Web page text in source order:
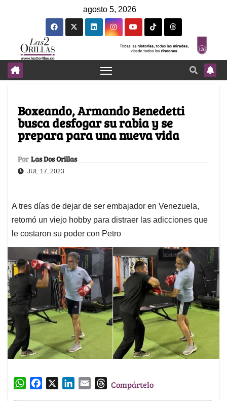
agosto 5, 2026
Boxeando, Armando Benedetti
busca desfogar su rabia y se
prepara para una nueva vida
Por Las Dos Orillas
JUL 17, 2023
A tres días de dejar de ser embajador en Venezuela,
retomó un viejo hobby para distraer las adicciones que
le costaron su poder con Petro
W
TCompártelo